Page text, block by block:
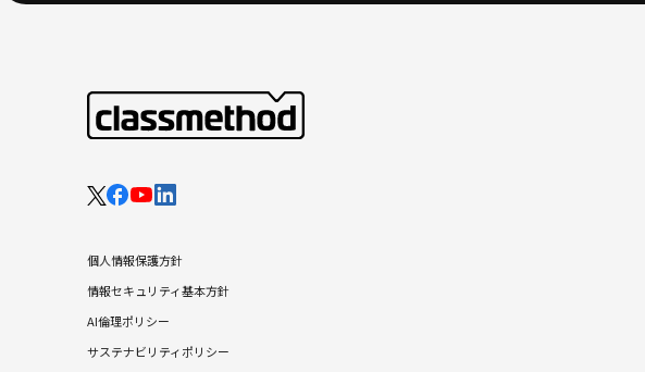
個人情報保護方針
情報セキュリティ基本方針
AI倫理ポリシー
サステナビリティポリシー